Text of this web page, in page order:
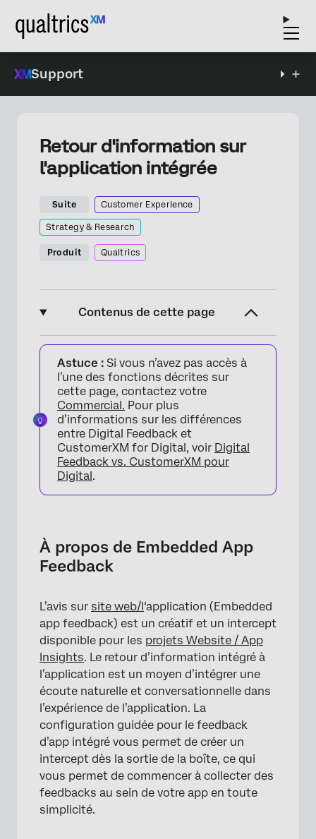
Support
Retour d'information sur
l'application intégrée
Suite Customer Experience
Strategy & Research
Produit Qualtrics
Contenus de cette page
À propos de Embedded App Feedback
Création d’un retour d’information sur
l’application intégrée
Personnalisation du contenu
Apparence
Enquêtes intégrées
FAQs
Astuce : Si vous n’avez pas accès à
l’une des fonctions décrites sur
cette page, contactez votre
Commercial. Pour plus
d’informations sur les différences
entre Digital Feedback et
CustomerXM for Digital, voir Digital
Feedback vs. CustomerXM pour
Digital.
À propos de Embedded App
Feedback
L’avis sur site web/l‘application (Embedded
app feedback) est un créatif et un intercept
disponible pour les projets Website / App
Insights. Le retour d’information intégré à
l’application est un moyen d’intégrer une
écoute naturelle et conversationnelle dans
l’expérience de l’application. La
configuration guidée pour le feedback
d’app intégré vous permet de créer un
intercept dès la sortie de la boîte, ce qui
vous permet de commencer à collecter des
feedbacks au sein de votre app en toute
simplicité.